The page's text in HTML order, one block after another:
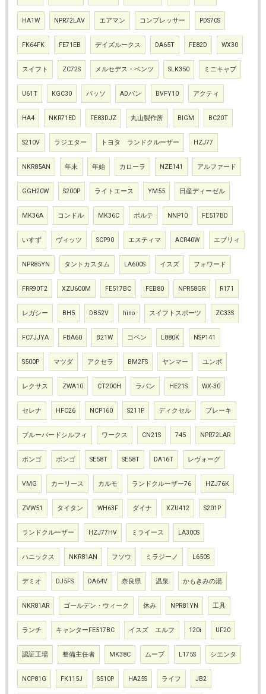
HA1W NPR72LAV エアマン コンプレッサー PDS70S
FK64FK FE71EB デイズルークス DA65T FE82D WX30
スイフト ZC72S メルセデス・ベンツ SLK350 ミニキャブ
U61T KGC30 パッソ ADバン BVFY10 アクティ
HA4 NKR71ED FE83DJZ 丸山製作所 BIGM BC20T
S210V ラジエター トヨタ ランドクルーザー HZJ77
NKR85AN 年末 年始 カローラ NZE141 アルファード
GGH20W S200P ライトエース YM55 日産ディーゼル
MK36A コンドル MK36C ポルテ NNP10 FE517BD
いすず ヴィッツ SCP90 エスティマ ACR40W エブリィ
NPR85YN タントカスタム LA600S イスズ フォワード
FRR90T2 XZU600M FE517BC FEB80 NPR58GR R171
レガシー BH5 DB52V hino スイフトスポーツ ZC33S
FC7JJYA FBA60 B21W コペン L880K NSP141
S500P マツダ アクセラ BM2FS ヤンマー ユンボ
レクサス ZWA10 CT200H ラパン HE21S WX-30
セレナ HFC26 NCP160 S211P ディクセル ブレーキ
ブルーバードシルフィ ワークス CN21S 745 NPR72LAR
ボンゴ ボンゴ SE58T SE58T DA16T レヴォーグ
VMG カーリース カルモ ランドクルーザー76 HZJ76K
ZVW51 タイタン WH63F ダイナ XZU412 S201P
ランドクルーザー HZJ77HV ミライース LA300S
ハニックス NKR81AN フソウ ミラジーノ L650S
デミオ DJ5FS DA64V 奈良県 温泉 かもきみの湯
NKR81AR ゴールデン・ウィーク 休み NPR81YN 工具
ランチ キャンターFE517BC イスズ エルフ 120i UF20
認証工場 整備主任者 MK38C ムーブ L175S シエンタ
NCP81G FK115J S510P HA25S ライフ JB2